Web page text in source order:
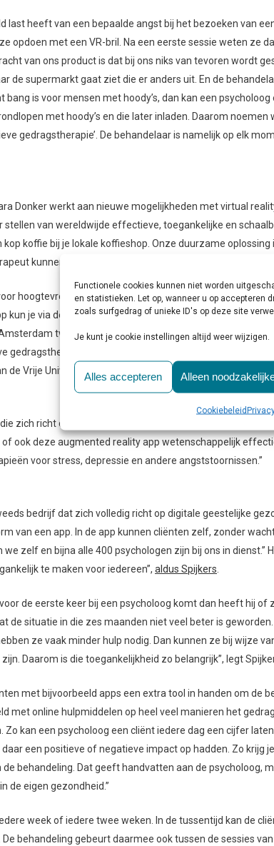
Functionele cookies kunnen niet worden
en statistieken. Let op, wanneer u op accepteren
zoals surfgedrag of unieke ID's op deze site
Je kunt je cookie instellingen altijd weer wijzigen.
Alles accepteren Alleen
Cookiebeleid
last heeft van een bepaalde angst bij het bezoeken van
opdoen met een VR-bril. Na een eerste sessie weten ze
van ons product is dat bij ons niks van tevoren wordt
de supermarkt gaat ziet die er anders uit. En de
is voor mensen met hoody’s, dan kan een
met hoody’s en die later inladen. Daarom noemen
gedragstherapie’. De behandelaar is namelijk op elk
Donker werkt aan nieuwe mogelijkheden met virtual
stellen van wereldwijde effectieve, toegankelijke en
koffie bij je lokale koffieshop. Onze duurzame
kunnen volgen via iets wat iedereen toch al bij zich
hoogtevrees en vliegangst, en is er momenteel een app
kun je via de camera op je telefoon een spin over je eigen
twee virtual reality therapieën en een
gedragstherapie. De twee VR-therapieën voor hoogtevrees
de Vrije Universiteit Amsterdam. Naast je smartphone heb
zich richt op spinnenangst heb je alleen je smartphone
ook deze augmented reality app wetenschappelijk
voor stress, depressie en andere angststoornissen.”
bedrijf dat zich volledig richt op digitale geestelijke
van een app. In de app kunnen cliënten zelf, zonder
zelf en bijna alle 400 psychologen zijn bij ons in dienst.”
te maken voor iedereen”, aldus Spijkers.
de eerste keer bij een psycholoog komt dan heeft hij of
de situatie in die zes maanden niet veel beter is
ze vaak minder hulp nodig. Dan kunnen ze bij wijze
Daarom is die toegankelijkheid zo belangrijk”, legt
met bijvoorbeeld apps een extra tool in handen om de
met online hulpmiddelen op heel veel manieren het
Zo kan een psycholoog een cliënt iedere dag een cijfer
een positieve of negatieve impact op hadden. Zo krijg
de behandeling. Dat geeft handvatten aan de psycholoog,
de eigen gezondheid.”
week of iedere twee weken. In de tussentijd kan de
behandeling gebeurt daarmee ook tussen de sessies